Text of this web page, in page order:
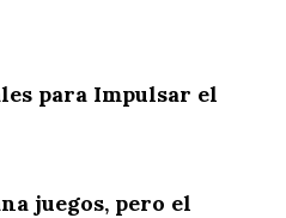
para Impulsar el
juegos, pero el